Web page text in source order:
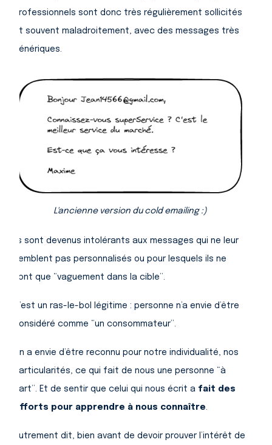
professionnels sont donc très régulièrement sollicités
et souvent maladroitement, avec des messages très
génériques.
L'ancienne version du cold emailing :)
Ils sont devenus intolérants aux messages qui ne leur
semblent pas personnalisés ou pour lesquels ils ne
sont que “vaguement dans la cible”.
C’est un ras-le-bol légitime : personne n’a envie d’être
considéré comme “un consommateur”.
On a envie d’être reconnu pour notre individualité, nos
particularités, ce qui fait de nous une personne “à
part”. Et de sentir que celui qui nous écrit a fait des
efforts pour apprendre à nous connaître
Autrement dit, bien avant de devoir prouver l’intérêt de